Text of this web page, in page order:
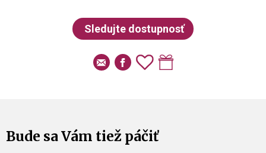
Bude sa Vám tiež páčiť